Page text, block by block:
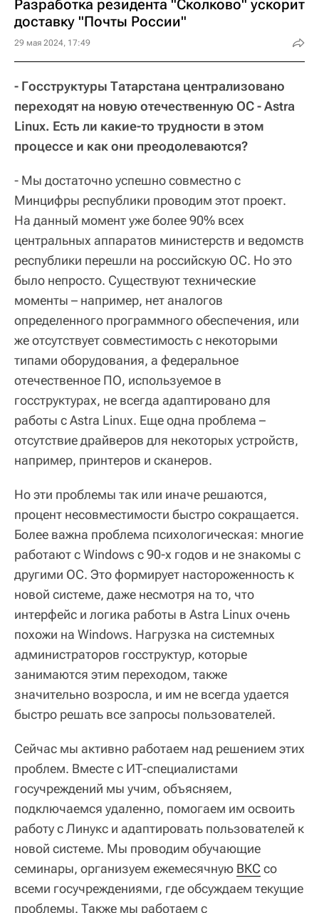
Разработка резидента "Сколково" ускорит
доставку "Почты России"
29 мая 2024, 17:49
- Госструктуры Татарстана централизовано
переходят на новую отечественную ОС - Astra
Linux. Есть ли какие-то трудности в этом
процессе и как они преодолеваются?
- Мы достаточно успешно совместно с
Минцифры республики проводим этот проект.
На данный момент уже более 90% всех
центральных аппаратов министерств и ведомств
республики перешли на российскую ОС. Но это
было непросто. Существуют технические
моменты – например, нет аналогов
определенного программного обеспечения, или
же отсутствует совместимость с некоторыми
типами оборудования, а федеральное
отечественное ПО, используемое в
госструктурах, не всегда адаптировано для
работы с Astra Linux. Еще одна проблема –
отсутствие драйверов для некоторых устройств,
например, принтеров и сканеров.
Но эти проблемы так или иначе решаются,
процент несовместимости быстро сокращается.
Более важна проблема психологическая: многие
работают с Windows с 90-х годов и не знакомы с
другими ОС. Это формирует настороженность к
новой системе, даже несмотря на то, что
интерфейс и логика работы в Astra Linux очень
похожи на Windows. Нагрузка на системных
администраторов госструктур, которые
занимаются этим переходом, также
значительно возросла, и им не всегда удается
быстро решать все запросы пользователей.
Сейчас мы активно работаем над решением этих
проблем. Вместе с ИТ-специалистами
госучреждений мы учим, объясняем,
подключаемся удаленно, помогаем им освоить
работу с Линукс и адаптировать пользователей к
новой системе. Мы проводим обучающие
семинары, организуем ежемесячную ВКС со
всеми госучреждениями, где обсуждаем текущие
проблемы. Также мы работаем с